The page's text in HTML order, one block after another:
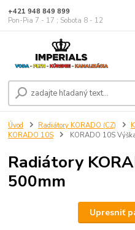
+421 948 849 899
Pon-Pia 7 - 17 ; Sobota 8 - 12
Úvod Radiátory KORADO (CZ)
KORADO 10S
KORADO 10S
Radiátory
500mm
Upresniť